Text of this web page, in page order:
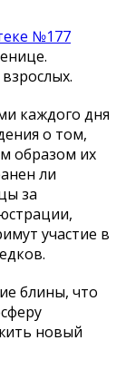
№177
каждого дня
о том,
образом их
ли
за
участие в
блины, что
новый